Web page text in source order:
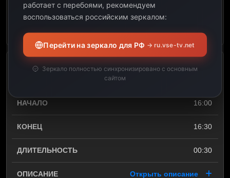
Наука есть (Рыба и
16:00
16:30
00:30
Открыть описание
работает с перебоями, рекомендуем
воспользоваться российским зеркалом:
Перейти на зеркало для РФ → ru.vse-tv.net
Зеркало полностью синхронизировано с основным
сайтом